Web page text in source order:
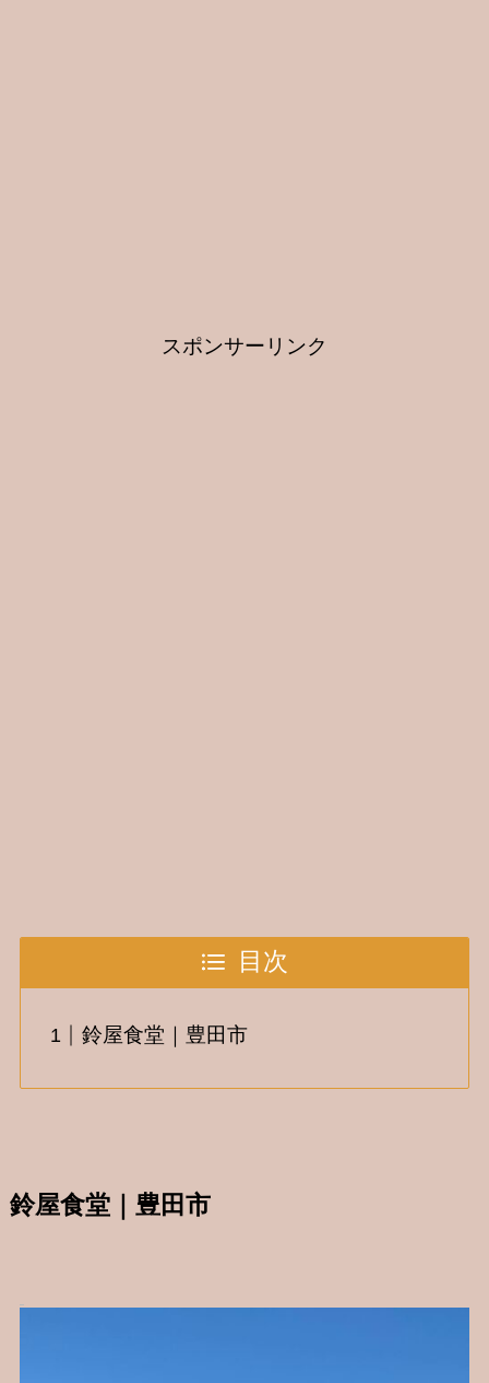
スポンサーリンク
目次
鈴屋食堂｜豊田市
鈴屋食堂｜豊田市